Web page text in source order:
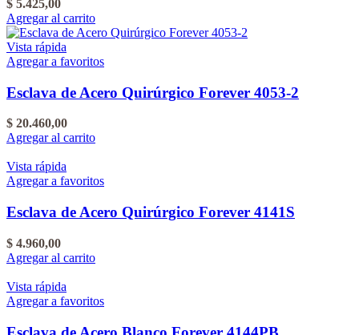
$ 5.425,00
Agregar al carrito
Vista rápida
Agregar a favoritos
Esclava de Acero Quirúrgico Forever 4053-2
$ 20.460,00
Agregar al carrito
Vista rápida
Agregar a favoritos
Esclava de Acero Quirúrgico Forever 4141S
$ 4.960,00
Agregar al carrito
Vista rápida
Agregar a favoritos